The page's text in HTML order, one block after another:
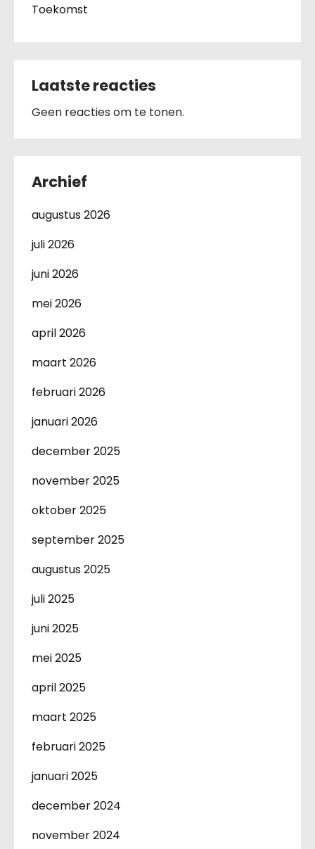
Toekomst
Laatste reacties
Geen reacties om te tonen.
Archief
augustus 2026
juli 2026
juni 2026
mei 2026
april 2026
maart 2026
februari 2026
januari 2026
december 2025
november 2025
oktober 2025
september 2025
augustus 2025
juli 2025
juni 2025
mei 2025
april 2025
maart 2025
februari 2025
januari 2025
december 2024
november 2024